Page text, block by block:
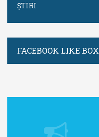
ȘTIRI
FACEBOOK LIKE BOX